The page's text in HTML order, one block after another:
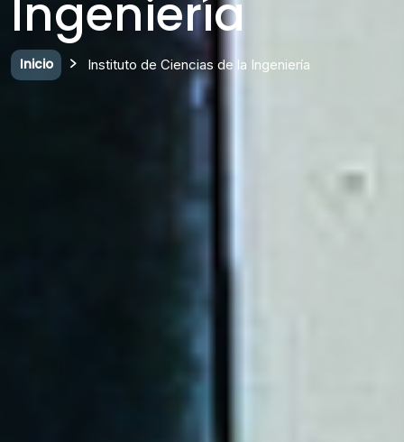
Ingeniería
Inicio Instituto de Ciencias de la Ingeniería